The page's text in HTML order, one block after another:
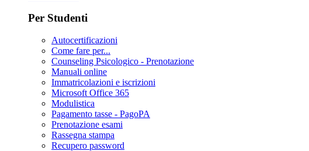
Per Studenti
Autocertificazioni
Come fare per...
Counseling Psicologico - Prenotazione
Manuali online
Immatricolazioni e iscrizioni
Microsoft Office 365
Modulistica
Pagamento tasse - PagoPA
Prenotazione esami
Rassegna stampa
Recupero password